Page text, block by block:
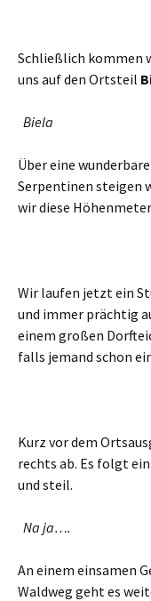
Schließlich kommen
uns auf den Ortsteil
Biela
Über eine
Serpentinen steigen
wir diese
Wir laufen jetzt ein
und immer prächtig
einem großen
falls jemand schon
Kurz vor dem
rechts ab. Es folgt
und steil.
Na ja….
An einem einsamen
Waldweg geht es